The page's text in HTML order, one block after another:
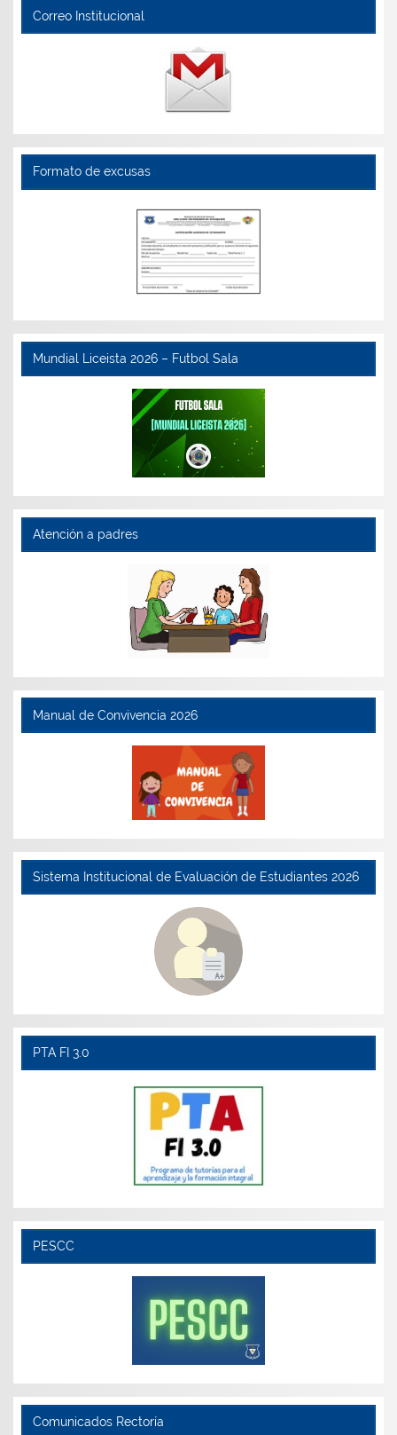
Correo Institucional
Formato de excusas
Mundial Liceista 2026 – Futbol Sala
Atención a padres
Manual de Convivencia 2026
Sistema Institucional de Evaluación de Estudiantes 2026
PTA FI 3.0
PESCC
Comunicados Rectoría